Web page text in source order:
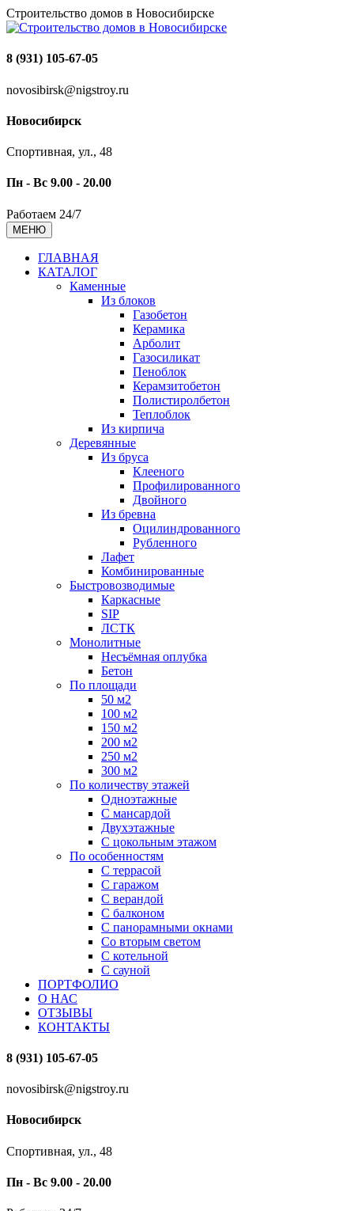
Строительство домов в Новосибирске
8 (931) 105-67-05
novosibirsk@nigstroy.ru
Новосибирск
Спортивная, ул., 48
Пн - Вс 9.00 - 20.00
Работаем 24/7
МЕНЮ
ГЛАВНАЯ
КАТАЛОГ
Каменные
Из блоков
Газобетон
Керамика
Арболит
Газосиликат
Пеноблок
Керамзитобетон
Полистиролбетон
Теплоблок
Из кирпича
Деревянные
Из бруса
Клееного
Профилированного
Двойного
Из бревна
Оцилиндрованного
Рубленного
Лафет
Комбинированные
Быстровозводимые
Каркасные
SIP
ЛСТК
Монолитные
Несъёмная оплубка
Бетон
По площади
50 м2
100 м2
150 м2
200 м2
250 м2
300 м2
По количеству этажей
Одноэтажные
С мансардой
Двухэтажные
С цокольным этажом
По особенностям
С террасой
С гаражом
С верандой
С балконом
С панорамными окнами
Со вторым светом
С котельной
С сауной
ПОРТФОЛИО
О НАС
ОТЗЫВЫ
КОНТАКТЫ
8 (931) 105-67-05
novosibirsk@nigstroy.ru
Новосибирск
Спортивная, ул., 48
Пн - Вс 9.00 - 20.00